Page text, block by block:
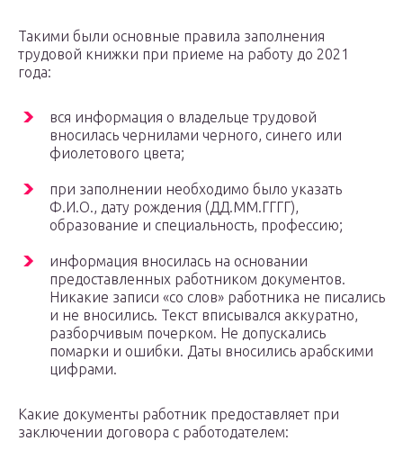
Такими были основные правила заполнения
трудовой книжки при приеме на работу до 2021
года:
вся информация о владельце трудовой
вносилась чернилами черного, синего или
фиолетового цвета;
при заполнении необходимо было указать
Ф.И.О., дату рождения (ДД.ММ.ГГГГ),
образование и специальность, профессию;
информация вносилась на основании
предоставленных работником документов.
Никакие записи «со слов» работника не писались
и не вносились. Текст вписывался аккуратно,
разборчивым почерком. Не допускались
помарки и ошибки. Даты вносились арабскими
цифрами.
Какие документы работник предоставляет при
заключении договора с работодателем: